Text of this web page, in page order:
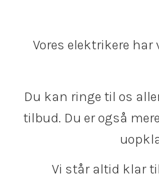
Vores elektrikere
Du kan ringe til os
tilbud. Du er også
Vi står altid klar